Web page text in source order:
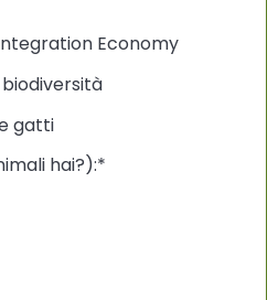
Economy
gatti
hai?):*